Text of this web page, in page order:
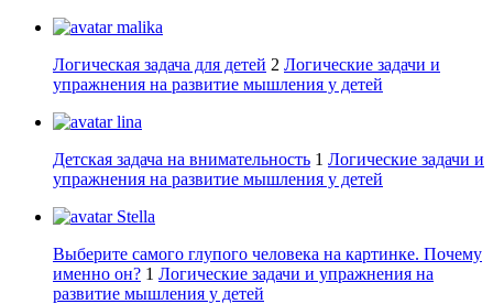
malika
Логическая задача для детей 2 Логические задачи и
упражнения на развитие мышления у детей
lina
Детская задача на внимательность 1 Логические задачи и
упражнения на развитие мышления у детей
Stella
Выберите самого глупого человека на картинке. Почему
именно он? 1 Логические задачи и упражнения на
развитие мышления у детей